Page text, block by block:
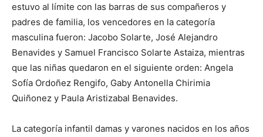
estuvo al límite con las barras de sus compañeros y
padres de familia, los vencedores en la categoría
masculina fueron: Jacobo Solarte, José Alejandro
Benavides y Samuel Francisco Solarte Astaiza, mientras
que las niñas quedaron en el siguiente orden: Angela
Sofía Ordoñez Rengifo, Gaby Antonella Chirimia
Quiñonez y Paula Aristizabal Benavides.
La categoría infantil damas y varones nacidos en los años